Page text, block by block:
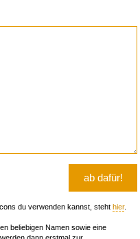
du verwenden kannst, steht hier.
beliebigen Namen sowie eine